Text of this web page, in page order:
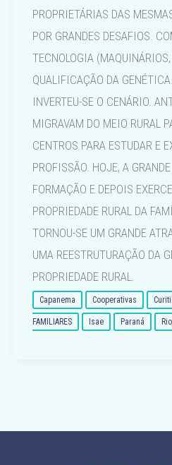
PROPRIETÁRIAS DAS
POR GRANDES DESAFIOS.
TECNOLOGIA
QUALIFICAÇÃO DA
INVERTEU-SE O CENÁRIO.
MIGRAVAM DO MEIO RURAL
CENTROS PARA ESTUDAR E
PROFISSÃO. HOJE, A
FORMAÇÃO E DEPOIS
PROPRIEDADE RURAL DA
TORNOU-SE UM GRANDE
UMA REESTRUTURAÇÃO DA
PROPRIEDADE RURAL.
Capanema Cooperativas
FAMILIARES Isae Paraná